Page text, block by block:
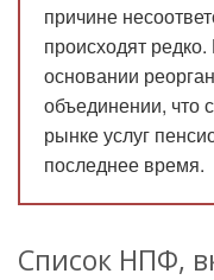
причине
происходят
основании
объединении, что
рынке услуг
последнее время.
Список НПФ,